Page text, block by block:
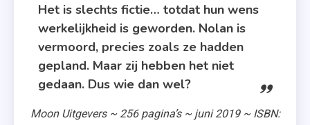
Het is slechts fictie… totdat hun wens
werkelijkheid is geworden. Nolan is
vermoord, precies zoals ze hadden
gepland. Maar zij hebben het niet
gedaan. Dus wie dan wel?
Moon Uitgevers ~ 256 pagina’s ~ juni 2019 ~ ISBN: